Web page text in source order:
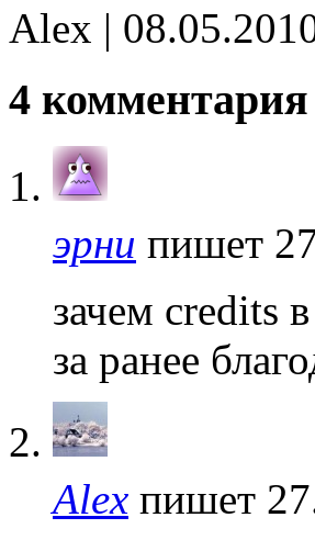
Alex |
4
эрни пишет
зачем credits
за ранее
Alex пишет